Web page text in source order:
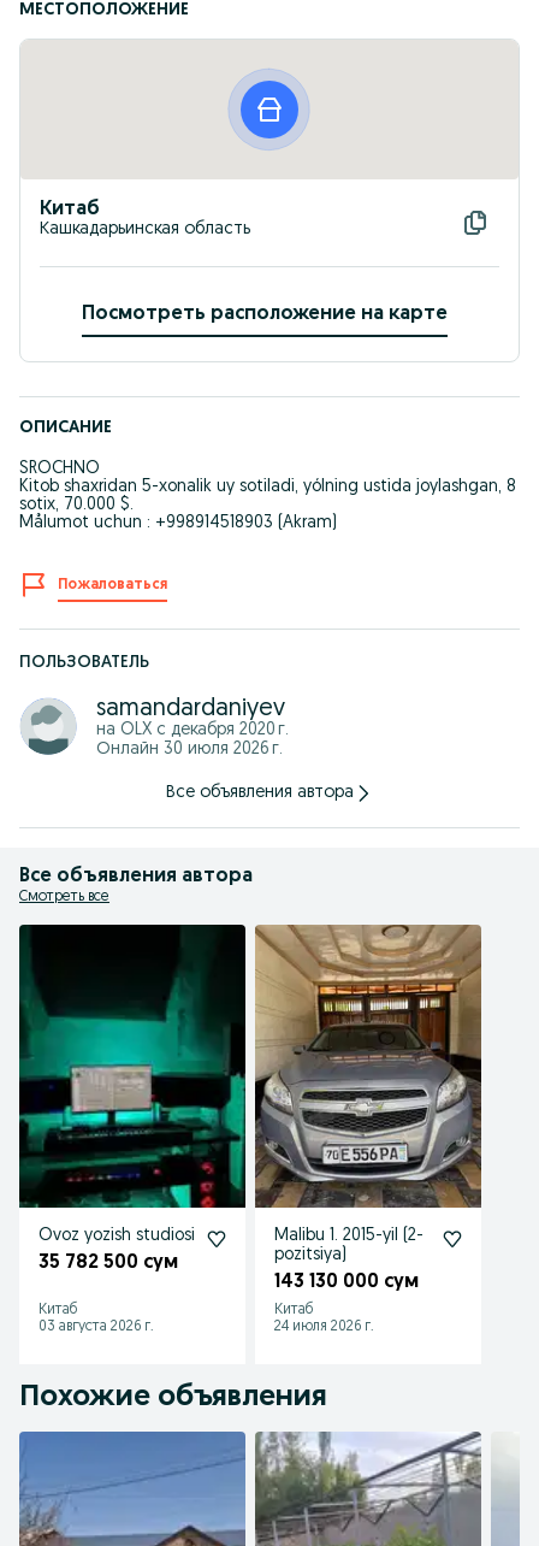
МЕСТОПОЛОЖЕНИЕ
Китаб
Кашкадарьинская область
Посмотреть расположение на карте
ОПИСАНИЕ
SROCHNO
Kitob shaxridan 5-xonalik uy sotiladi, yólning ustida joylashgan, 8
sotix, 70.000 $.
Målumot uchun : +998914518903 (Akram)
Пожаловаться
ПОЛЬЗОВАТЕЛЬ
samandardaniyev
на OLX с декабря 2020 г.
Онлайн 30 июля 2026 г.
Все объявления автора
Все объявления автора
Смотреть все
Ovoz yozish studiosi
35 782 500 сум
Китаб
03 августа 2026 г.
Malibu 1. 2015-yil (2-
pozitsiya)
143 130 000 сум
Китаб
24 июля 2026 г.
Похожие объявления